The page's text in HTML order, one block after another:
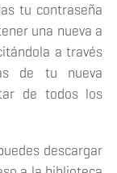
tu contraseña
una nueva a
a través
de tu nueva
de todos los
descargar